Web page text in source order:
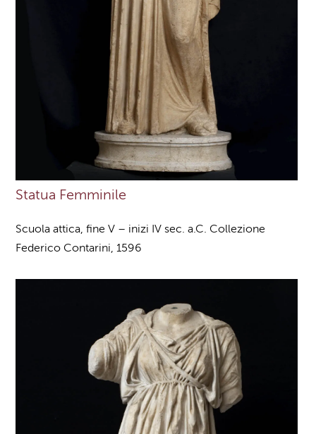
Statua Femminile
Scuola attica, fine V – inizi IV sec. a.C. Collezione
Federico Contarini, 1596